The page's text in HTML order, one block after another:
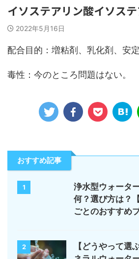
イソステアリン酸イソス
2022年5月16日
配合目的：増粘剤、乳化剤、安
毒性：今のところ問題はない。
おすすめ記事
1
浄水型ウォータ
何？選び方は？
ごとのおすすめ
2
【どうやって選